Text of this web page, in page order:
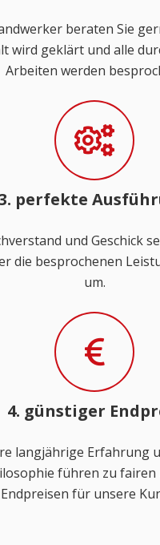
beraten Sie
wird geklärt und alle
Arbeiten werden
perfekte
und Geschick
die besprochenen
um.
4. günstiger
langjährige Erfahrung
führen zu
Endpreisen für unsere